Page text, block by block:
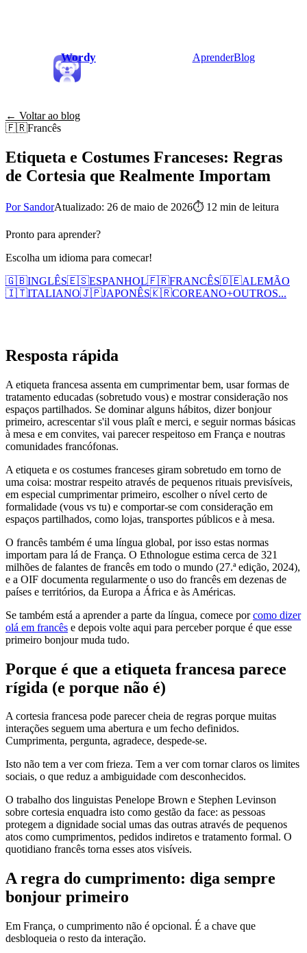
Wordy AprenderBlog
← Voltar ao blog
🇫🇷Francês
Etiqueta e Costumes Franceses: Regras
de Cortesia que Realmente Importam
Por SandorAtualizado: 26 de maio de 2026⏱ 12 min de leitura
Pronto para aprender?
Escolha um idioma para comecar!
🇬🇧INGLÊS🇪🇸ESPANHOL🇫🇷FRANCÊS🇩🇪ALEMÃO
🇮🇹ITALIANO🇯🇵JAPONÊS🇰🇷COREANO+OUTROS...
Resposta rápida
A etiqueta francesa assenta em cumprimentar bem, usar formas de
tratamento educadas (sobretudo vous) e mostrar consideração nos
espaços partilhados. Se dominar alguns hábitos, dizer bonjour
primeiro, acrescentar s'il vous plaît e merci, e seguir normas básicas
à mesa e em convites, vai parecer respeitoso em França e noutras
comunidades francófonas.
A etiqueta e os costumes franceses giram sobretudo em torno de
uma coisa: mostrar respeito através de pequenos rituais previsíveis,
em especial cumprimentar primeiro, escolher o nível certo de
formalidade (vous vs tu) e comportar-se com consideração em
espaços partilhados, como lojas, transportes públicos e à mesa.
O francês também é uma língua global, por isso estas normas
importam para lá de França. O Ethnologue estima cerca de 321
milhões de falantes de francês em todo o mundo (27.ª edição, 2024),
e a OIF documenta regularmente o uso do francês em dezenas de
países e territórios, da Europa a África e às Américas.
Se também está a aprender a parte da língua, comece porcomo dizer
olá em francês e depois volte aqui para perceber porque é que esse
primeiro bonjour muda tudo.
Porque é que a etiqueta francesa parece
rígida (e porque não é)
A cortesia francesa pode parecer cheia de regras porque muitas
interações seguem uma abertura e um fecho definidos.
Cumprimenta, pergunta, agradece, despede-se.
Isto não tem a ver com frieza. Tem a ver com tornar claros os limites
sociais, o que reduz a ambiguidade com desconhecidos.
O trabalho dos linguistas Penelope Brown e Stephen Levinson
sobre cortesia enquadra isto como gestão da face: as pessoas
protegem a dignidade social umas das outras através de pequenos
atos como cumprimentos, pedidos indiretos e tratamento formal. O
quotidiano francês torna esses atos visíveis.
A regra do cumprimento: diga sempre
bonjour primeiro
Em França, o cumprimento não é opcional. É a chave que
desbloqueia o resto da interação.